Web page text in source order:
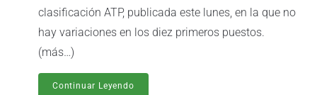
clasificación ATP, publicada este lunes, en la que no
hay variaciones en los diez primeros puestos.
(más…)
Continuar Leyendo